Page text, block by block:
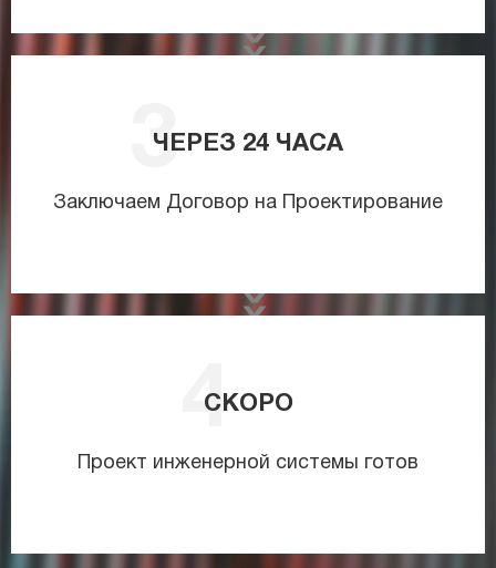
ЧЕРЕЗ 24 ЧАСА
Заключаем Договор на Проектирование
СКОРО
Проект инженерной системы готов